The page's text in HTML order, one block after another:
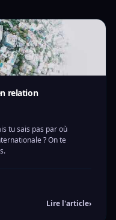
relation
tu sais pas par où
? On te
Lire l'article›